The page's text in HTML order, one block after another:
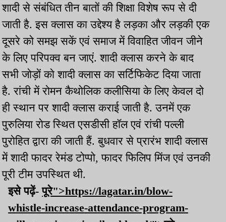
शादी से संबंधित तीन बातों की शिक्षा विशेष रूप से दी
जाती है. इस क्लास का उद्देश्य है लड़का और लड़की एक
दूसरे को समझ सकें एवं समाज में विवाहित जीवन जीने
के लिए परिपक्व बन जाएं. शादी क्लास करने के बाद
सभी जोड़ों को शादी क्लास का सर्टिफिकेट दिया जाता
है. रांची में रोमन कैथोलिक कलीसिया के लिए केवल दो
ही स्थान पर शादी क्लास कराई जाती है. उनमें एक
पुरुलिया रोड स्थित एसडीसी हॉल एवं रांची पल्ली
पुरोहित द्वारा की जाती हैं. बुधवार से प्रारंभ शादी क्लास
में शादी फादर रेमंड टोप्पो, फादर फिलिप मिंज एवं उनकी
पूरी टीम उपस्थित थी.
इसे पढ़ें-पूरे">https://lagatar.in/blow-
whistle-increase-attendance-program-